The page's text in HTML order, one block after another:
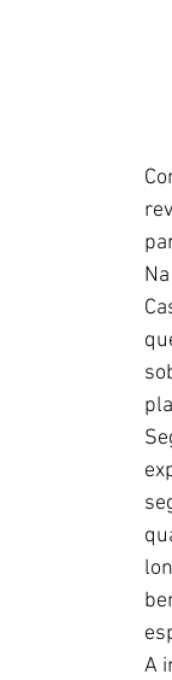
A